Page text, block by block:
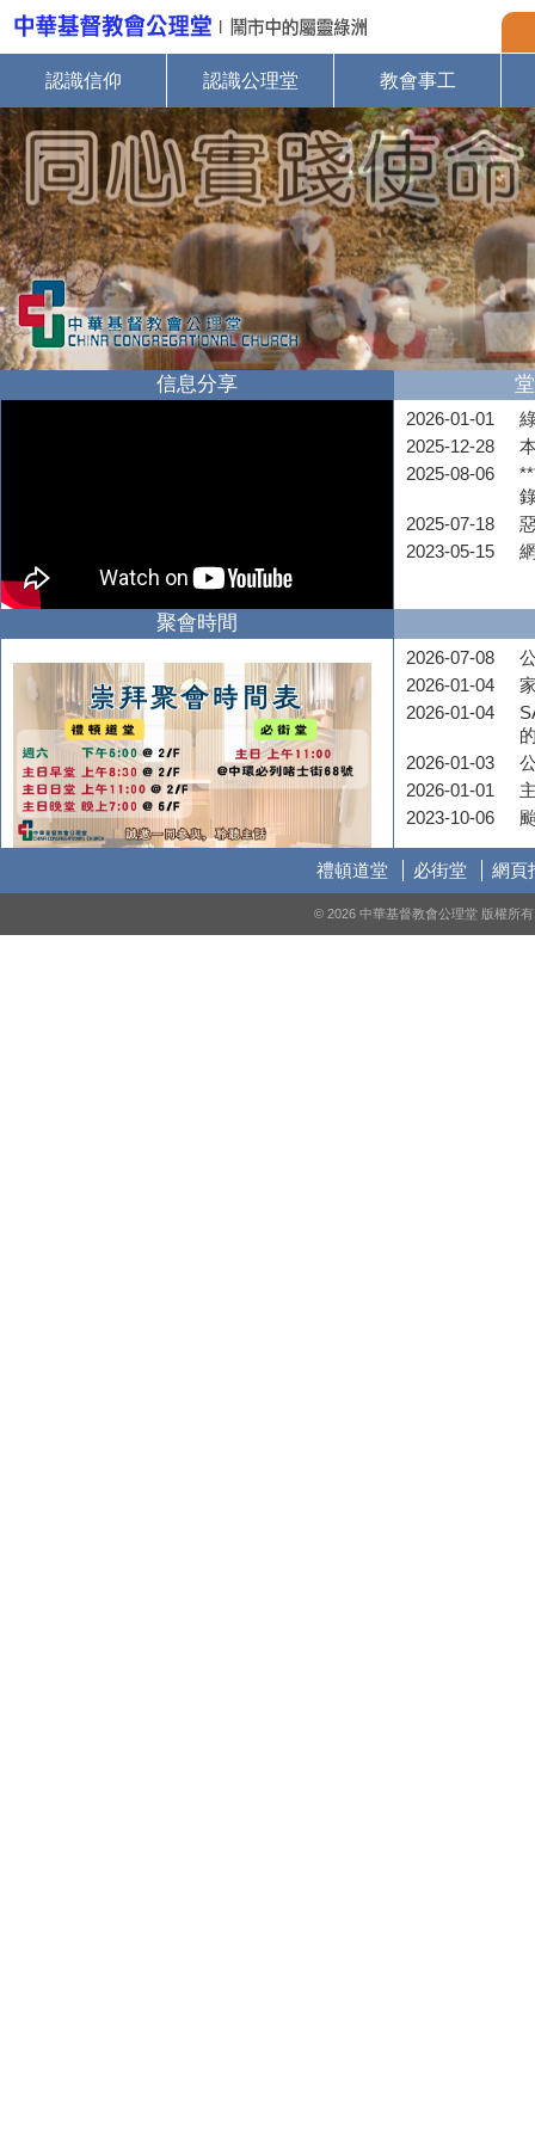
認識信仰 認識公理堂 教會事工
信息分享
2026-01-01
2025-12-28
2025-08-06
2025-07-18
2023-05-15
聚會時間
2026-07-08
2026-01-04
2026-01-04
2026-01-03
2026-01-01
2023-10-06
禮頓道堂 必街堂 網頁
© 2026 中華基督教會公理堂 版權所